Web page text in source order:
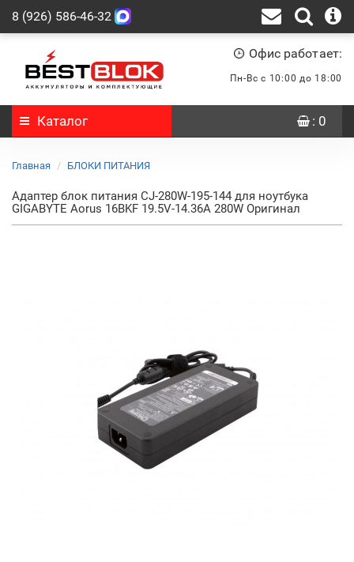
8 (926) 586-46-32
Офис работает:
Пн-Вс с 10:00 до 18:00
Каталог : 0
Главная БЛОКИ ПИТАНИЯ
Адаптер блок питания CJ-280W-195-144 для ноутбука
GIGABYTE Aorus 16BKF 19.5V-14.36A 280W Оригинал